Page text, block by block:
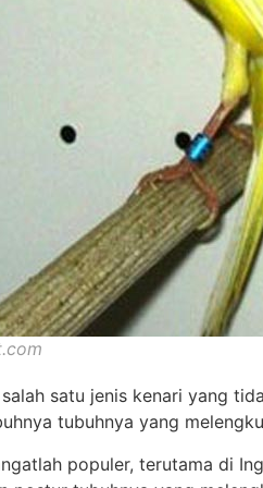
satu jenis kenari yang
tubuhnya yang
populer, terutama di